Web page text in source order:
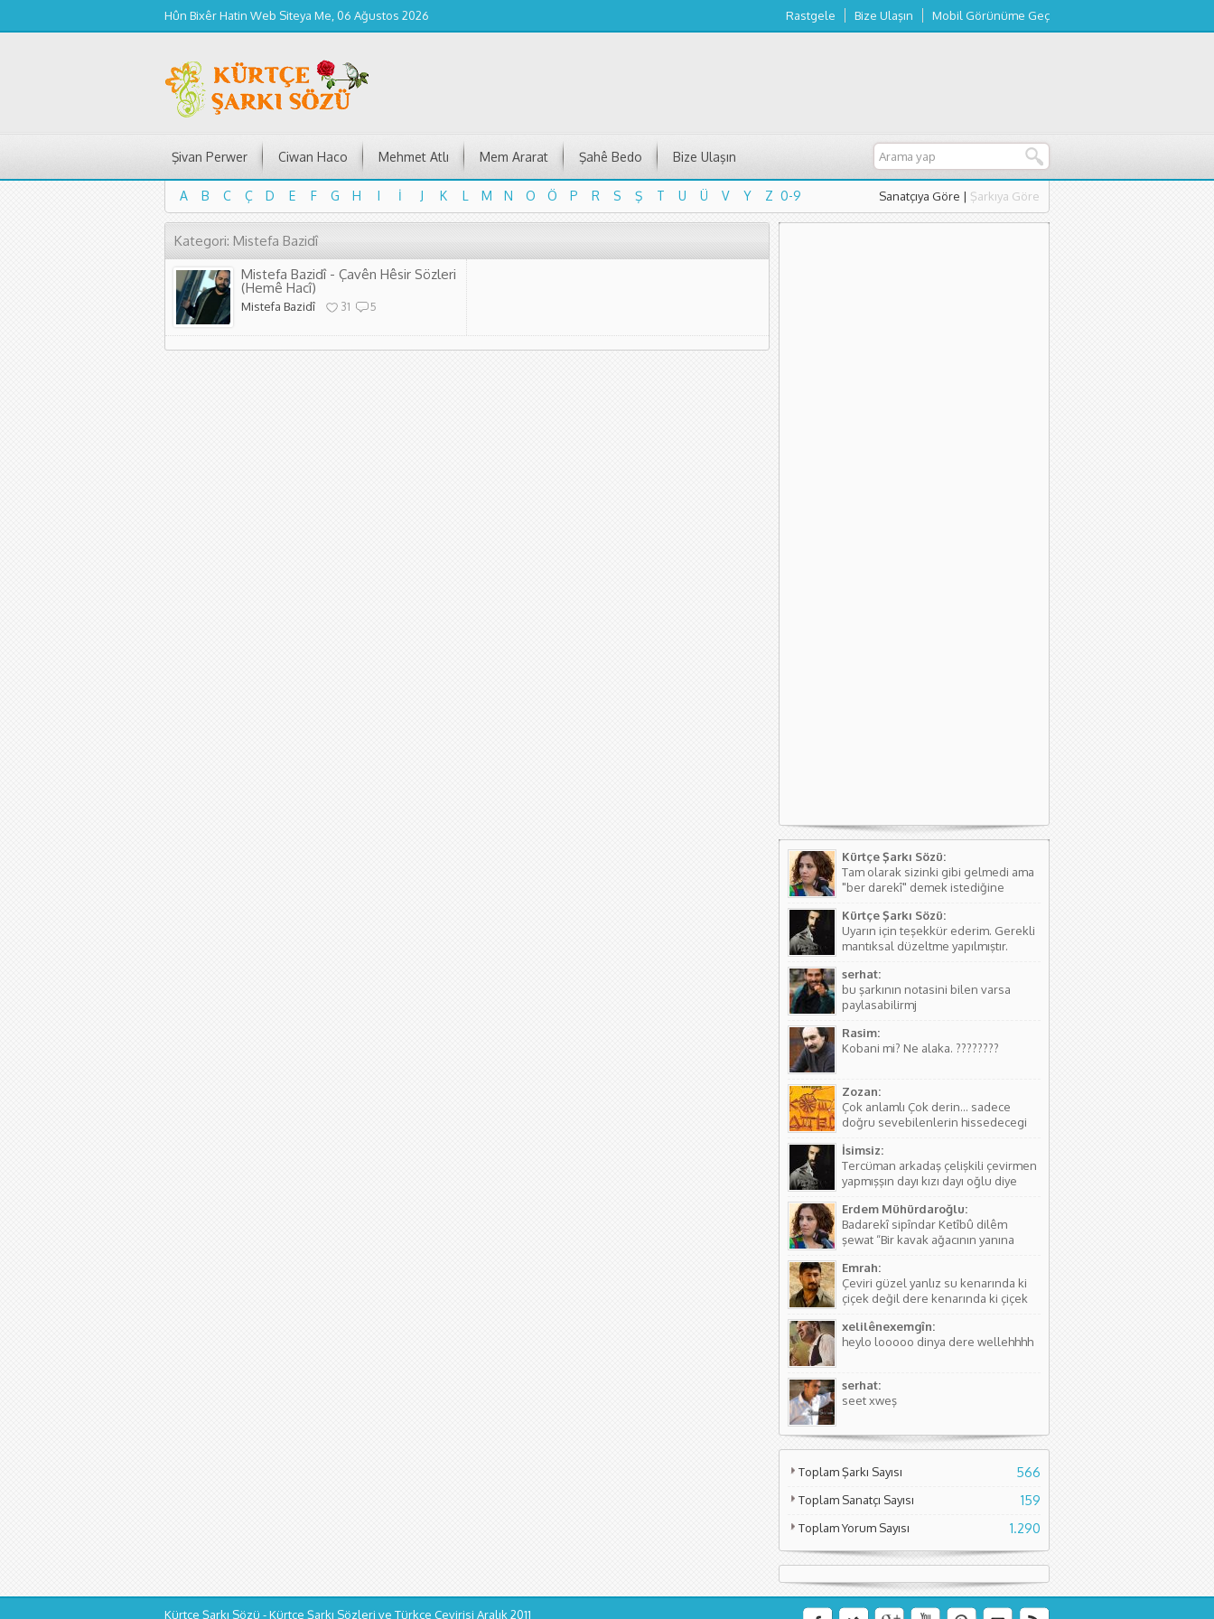
Hûn Bixêr Hatin Web Siteya Me, 06 Ağustos 2026 Rastgele Bize Ulaşın Mobil Görünüme Geç
Şivan Perwer Ciwan Haco Mehmet Atlı Mem Ararat Şahê Bedo Bize Ulaşın
A B C Ç D E F G H I İ J K L M N O Ö P R S Ş T U Ü V Y Z 0-9
A
B C Ç D E F G H I İ J K L M N O Ö P R S Ş T U Ü V Y Z 0-9
Sanatçıya Göre | Şarkıya Göre
Kategori: Mistefa Bazidî
Mistefa Bazidî - Çavên Hêsir Sözleri
(Hemê Hacî)
Mistefa Bazidî 31 5
Kürtçe Şarkı Sözü:
Tam olarak sizinki gibi gelmedi ama
"ber darekî" demek istediğine
düzeltmede bulundum. Teşkkürler
Kürtçe Şarkı Sözü:
Uyarın için teşekkür ederim. Gerekli
mantıksal düzeltme yapılmıştır.
serhat:
bu şarkının notasini bilen varsa
paylasabilirmj
Rasim:
Kobani mi? Ne alaka. ????????
Zozan:
Çok anlamlı Çok derin... sadece
doğru sevebilenlerin hissedecegi
İsimsiz:
Tercüman arkadaş çelişkili çevirmen
yapmışşın dayı kızı dayı oğlu diye
vardır biraz aile yapısını öğren ( iki
kişinin...
Erdem Mühürdaroğlu:
Badarekî sipîndar Ketîbû dilêm
şewat “Bir kavak ağacının yanına
Sözlerdeki hikayede birini arıyorlar
ve aradıkları yerde bir kavak
ağacının yanında yere düşmüş
Emrah:
Çeviri güzel yanlız su kenarında ki
çiçek değil dere kenarında ki çiçek
kıymetli olduğunu söylüyor sanırım.
Asıl söyleyen Seyade Şame dur...
xelilênexemgîn:
heylo looooo dinya dere wellehhhh
serhat:
seet xweş
Toplam Şarkı Sayısı 566
Toplam Sanatçı Sayısı 159
Toplam Yorum Sayısı 1.290
Kürtçe Şarkı Sözü - Kürtçe Şarkı Sözleri ve Türkçe Çevirisi Aralık 2011